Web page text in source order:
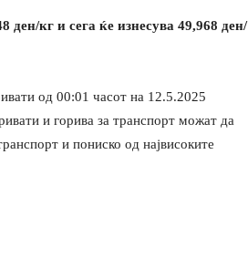
кг и сега ќе изнесува 49,968 ден/
од 00:01 часот на 12.5.2025
и горива за транспорт можат да
и пониско од највисоките